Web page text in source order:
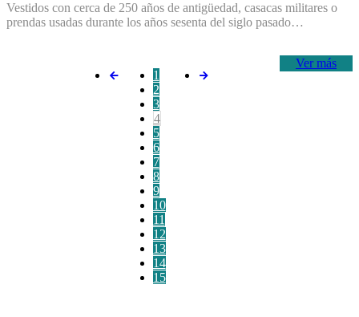
Vestidos con cerca de 250 años de antigüedad, casacas militares o
prendas usadas durante los años sesenta del siglo pasado…
Ver más
1
2
3
4
5
6
7
8
9
10
11
12
13
14
15